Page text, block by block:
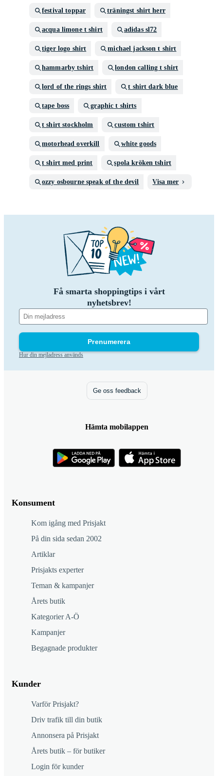
festival toppar träningst shirt herr
acqua limone t shirt adidas sl72
tiger logo shirt michael jackson t shirt
hammarby tshirt london calling t shirt
lord of the rings shirt t shirt dark blue
tape boss graphic t shirts
t shirt stockholm custom tshirt
motorhead overkill white goods
t shirt med print spola kröken tshirt
ozzy osbourne speak of the devil Visa mer
Få smarta shoppingtips i vårt
nyhetsbrev!
Prenumerera
Hur din mejladress används
Konsument
Kom igång med Prisjakt
På din sida sedan 2002
Artiklar
Prisjakts experter
Teman & kampanjer
Årets butik
Kategorier A-Ö
Kampanjer
Begagnade produkter
Kunder
Varför Prisjakt?
Driv trafik till din butik
Annonsera på Prisjakt
Årets butik – för butiker
Login för kunder
Ge oss feedback
Hämta mobilappen